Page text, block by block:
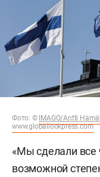
Фото: © IMAGO/Antti
www.globallookpress.com
«Мы сделали все
возможной